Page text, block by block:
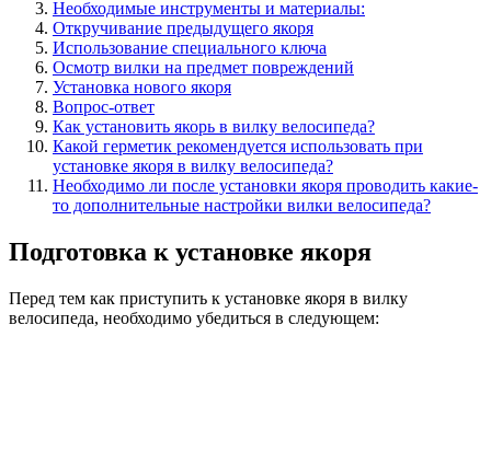
Необходимые инструменты и материалы:
Откручивание предыдущего якоря
Использование специального ключа
Осмотр вилки на предмет повреждений
Установка нового якоря
Вопрос-ответ
Как установить якорь в вилку велосипеда?
Какой герметик рекомендуется использовать при
установке якоря в вилку велосипеда?
Необходимо ли после установки якоря проводить какие-
то дополнительные настройки вилки велосипеда?
Подготовка к установке якоря
Перед тем как приступить к установке якоря в вилку
велосипеда, необходимо убедиться в следующем: